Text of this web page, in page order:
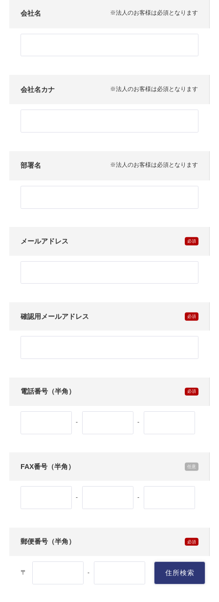
会社名 ※法人のお客様は必須となります
会社名カナ ※法人のお客様は必須となります
部署名 ※法人のお客様は必須となります
メールアドレス
確認用メールアドレス
電話番号（半角）
- -
FAX番号（半角）
- -
郵便番号（半角）
〒 - 住所検索